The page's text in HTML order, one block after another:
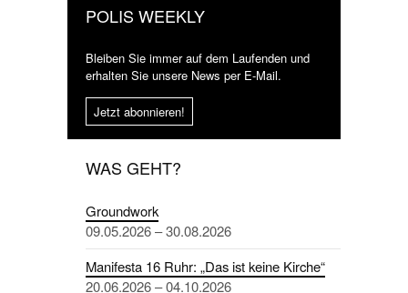
POLIS WEEKLY
Bleiben Sie immer auf dem Laufenden und
erhalten Sie unsere News per E-Mail.
Jetzt abonnieren!
WAS GEHT?
Groundwork
09.05.2026 – 30.08.2026
Manifesta 16 Ruhr: „Das ist keine Kirche“
20.06.2026 – 04.10.2026